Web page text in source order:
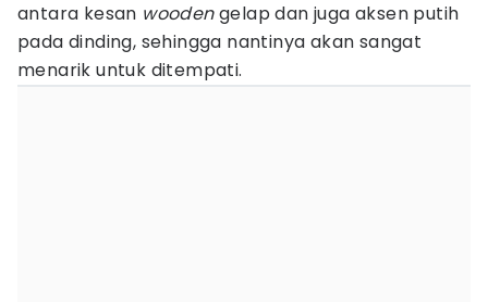
antara kesan woodengelap dan juga aksen putih
pada dinding, sehingga nantinya akan sangat
menarik untuk ditempati.